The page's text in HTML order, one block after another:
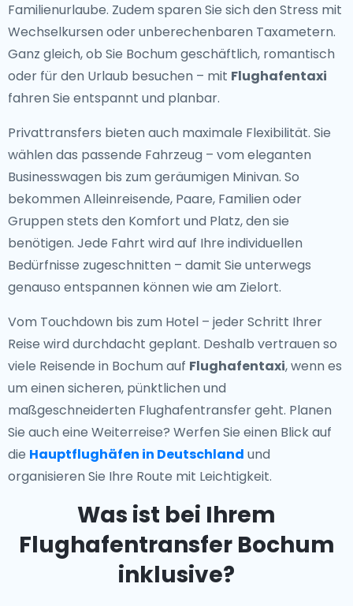
Familienurlaube. Zudem sparen Sie sich den Stress mit
Wechselkursen oder unberechenbaren Taxametern.
Ganz gleich, ob Sie Bochum geschäftlich, romantisch
oder für den Urlaub besuchen – mit Flughafentaxi
fahren Sie entspannt und planbar.
Privattransfers bieten auch maximale Flexibilität. Sie
wählen das passende Fahrzeug – vom eleganten
Businesswagen bis zum geräumigen Minivan. So
bekommen Alleinreisende, Paare, Familien oder
Gruppen stets den Komfort und Platz, den sie
benötigen. Jede Fahrt wird auf Ihre individuellen
Bedürfnisse zugeschnitten – damit Sie unterwegs
genauso entspannen können wie am Zielort.
Vom Touchdown bis zum Hotel – jeder Schritt Ihrer
Reise wird durchdacht geplant. Deshalb vertrauen so
viele Reisende in Bochum auf Flughafentaxi, wenn es
um einen sicheren, pünktlichen und
maßgeschneiderten Flughafentransfer geht. Planen
Sie auch eine Weiterreise? Werfen Sie einen Blick auf
die Hauptflughäfen in Deutschland und
organisieren Sie Ihre Route mit Leichtigkeit.
Was ist bei Ihrem
Flughafentransfer Bochum
inklusive?